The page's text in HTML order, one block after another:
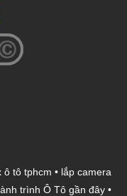
ô tô tphcm • lắp camera
trình Ô Tô gần đây •